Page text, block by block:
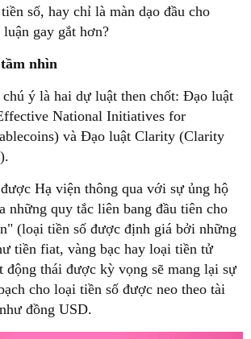
số, hay chỉ là màn dạo đầu cho
gay gắt hơn?
nhìn
chú ý là hai dự luật then chốt: Đạo luật
National Initiatives for
và Đạo luật Clarity (Clarity
Hạ viện thông qua với sự ủng hộ
những quy tắc liên bang đầu tiên cho
(loại tiền số được định giá bởi những
tiền fiat, vàng bạc hay loại tiền tử
thái được kỳ vọng sẽ mang lại sự
cho loại tiền số được neo theo tài
đồng USD.